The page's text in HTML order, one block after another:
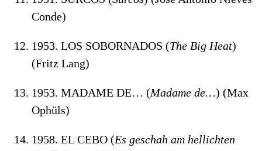
Conde)
1953. LOS SOBORNADOS (The Big Heat)
(Fritz Lang)
1953. MADAME DE… (Madame de…) (Max
Ophüls)
1958. EL CEBO (Es geschah am hellichten